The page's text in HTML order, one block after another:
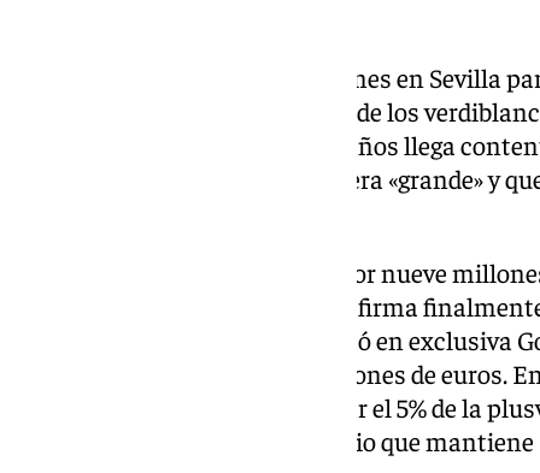
Facundo Bernal aterrizó este lunes en Sevilla
convertirse en el primer fichaje de los
2027. El centrocampista de 22 años llega
una institución a la que considera «grande» y
El uruguayo, que llega al Betis por nueve
dorsal 6 que deja Sergi Altimira, firma
hasta 2031 y, tal y como adelantó en exclusiva
cláusula de rescisión de 60 millones de euros.
verdiblancos tendrían que restar el 5% de la
es la única condición de beneficio que